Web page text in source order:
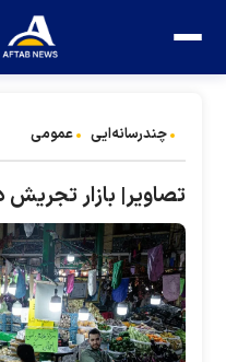
چندرسانه‌ایی عمومی
تصاویر| بازار تجریش در